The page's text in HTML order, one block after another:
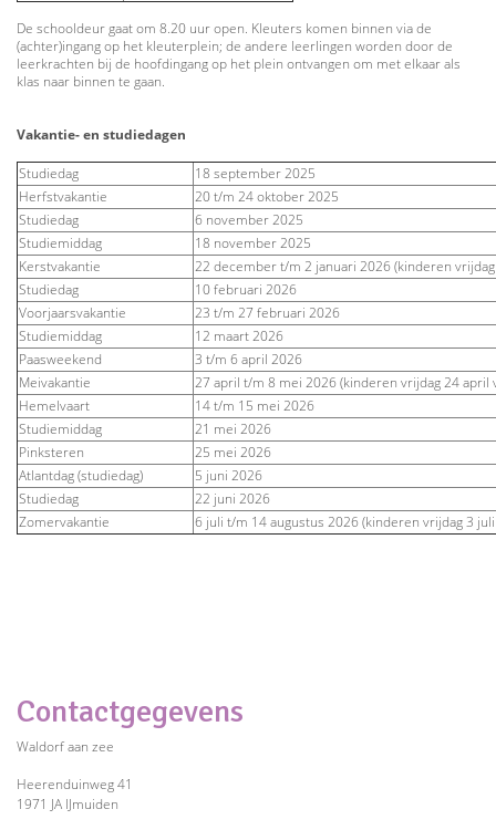
De schooldeur gaat om 8.20 uur open. Kleuters komen binnen via de
(achter)ingang op het kleuterplein; de andere leerlingen worden door de
leerkrachten bij de hoofdingang op het plein ontvangen om met elkaar als
klas naar binnen te gaan.
Vakantie- en studiedagen
Studiedag
18 september 2025
Herfstvakantie
20 t/m 24 oktober 2025
Studiedag
6 november 2025
Studiemiddag
18 november 2025
Kerstvakantie
22 december t/m 2 januari 2026 (kinderen
Studiedag
10 februari 2026
Voorjaarsvakantie
23 t/m 27 februari 2026
Studiemiddag
12 maart 2026
Paasweekend
3 t/m 6 april 2026
Meivakantie
27 april t/m 8 mei 2026 (kinderen vrijdag 24 april
Hemelvaart
14 t/m 15 mei 2026
Studiemiddag
21 mei 2026
Pinksteren
25 mei 2026
Atlantdag (studiedag)
5 juni 2026
Studiedag
22 juni 2026
Zomervakantie
6 juli t/m 14 augustus 2026 (kinderen vrijdag 3
Contactgegevens
Waldorf aan zee
Heerenduinweg 41
1971 JA IJmuiden